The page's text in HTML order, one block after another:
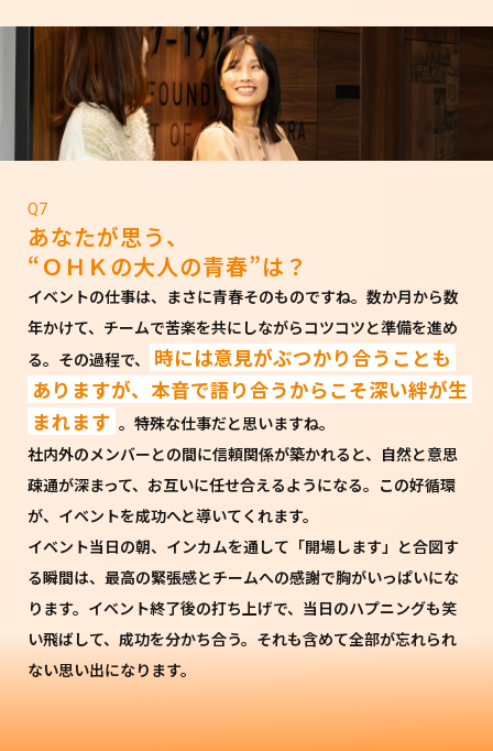
Q7
あなたが思う、
“ＯＨＫの大人の青春”は？
イベントの仕事は、まさに青春そのものですね。数か月から数
年かけて、チームで苦楽を共にしながらコツコツと準備を進め
る。その過程で、
時には意見がぶつかり合うことも
ありますが、本音で語り合うからこそ深い絆が生
まれます 。特殊な仕事だと思いますね。
社内外のメンバーとの間に信頼関係が築かれると、自然と意思
疎通が深まって、お互いに任せ合えるようになる。この好循環
が、イベントを成功へと導いてくれます。
イベント当日の朝、インカムを通して「開場します」と合図す
る瞬間は、最高の緊張感とチームへの感謝で胸がいっぱいにな
ります。イベント終了後の打ち上げで、当日のハプニングも笑
い飛ばして、成功を分かち合う。それも含めて全部が忘れられ
ない思い出になります。